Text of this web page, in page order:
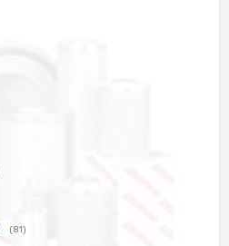
(81)